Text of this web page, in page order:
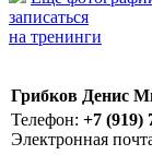
записаться
на тренинги
Грибков Денис
Телефон: +7 (919)
Электронная